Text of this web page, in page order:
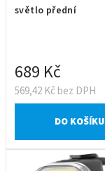
světlo přední
569,42 Kč bez DPH
689 Kč
DO KOŠÍKU